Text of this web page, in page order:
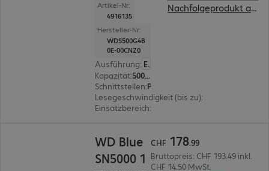
Artikel-Nr:
4916135
Hersteller-Nr:
WDS500G4B
0E-00CNZ0
Ausführung:
Europäisch
Kapazität:
500 GB
Schnittstellen:
Lesegeschwindigkeit (bis zu):
Einsatzbereich:
Nachfolgeprodukt ansehen
WD Blue
SN5000 1
CHF 178.99
Bruttopreis: CHF 193.49 inkl.
CHF 14.50 MwSt.